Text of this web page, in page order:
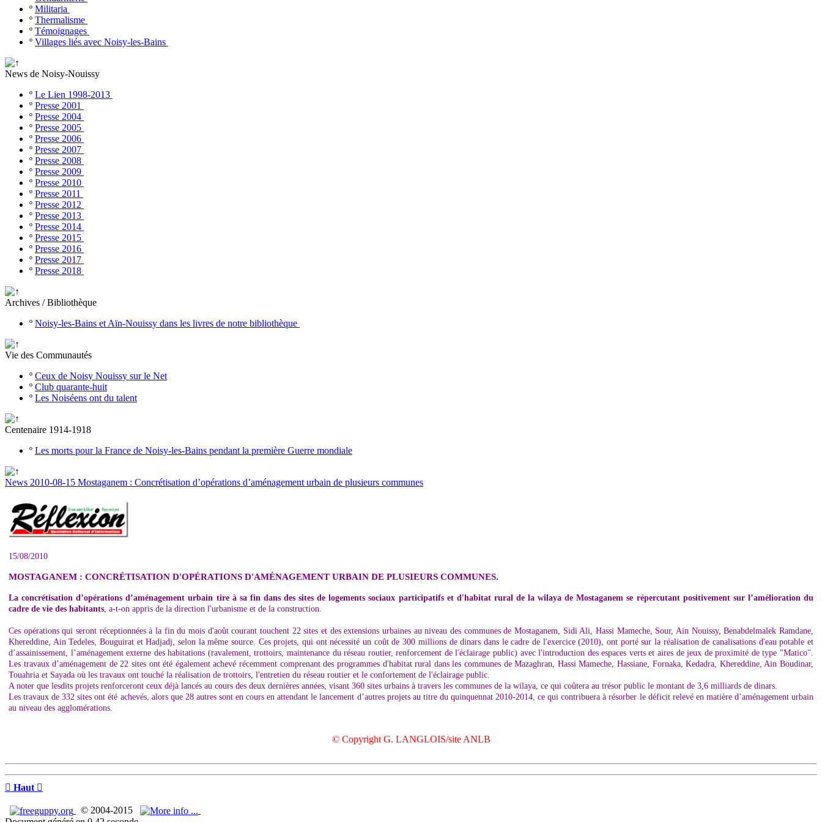
º Militaria
º Thermalisme
º Témoignages
º Villages liés avec Noisy-les-Bains
News de Noisy-Nouissy
º Le Lien 1998-2013
º Presse 2001
º Presse 2004
º Presse 2005
º Presse 2006
º Presse 2007
º Presse 2008
º Presse 2009
º Presse 2010
º Presse 2011
º Presse 2012
º Presse 2013
º Presse 2014
º Presse 2015
º Presse 2016
º Presse 2017
º Presse 2018
Archives / Bibliothèque
º Noisy-les-Bains et Aïn-Nouissy dans les livres de notre bibliothèque
Vie des Communautés
º Ceux de Noisy Nouissy sur le Net
º Club quarante-huit
º Les Noiséens ont du talent
Centenaire 1914-1918
º Les morts pour la France de Noisy-les-Bains pendant la première Guerre mondiale
News 2010-08-15 Mostaganem : Concrétisation d’opérations d’aménagement urbain de plusieurs communes
15/08/2010
MOSTAGANEM : CONCRÉTISATION D'OPÉRATIONS D'AMÉNAGEMENT URBAIN DE PLUSIEURS COMMUNES.
La concrétisation d’opérations d’aménagement urbain tire à sa fin dans des sites de logements sociaux participatifs et d'habitat rural de la wilaya de Mostaganem se répercutant positivement sur l’amélioration du
cadre de vie des habitants, a-t-on appris de la direction l'urbanisme et de la construction.
Ces opérations qui seront réceptionnées à la fin du mois d'août courant touchent 22 sites et des extensions urbaines au niveau des communes de Mostaganem, Sidi Ali, Hassi Mameche, Sour, Ain Nouissy, Benabdelmalek Ramdane,
Khereddine, Ain Tedeles, Bouguirat et Hadjadj, selon la même source. Ces projets, qui ont nécessité un coût de 300 millions de dinars dans le cadre de l'exercice (2010), ont porté sur la réalisation de canalisations d'eau potable et
d’assainissement, l’aménagement externe des habitations (ravalement, trottoirs, maintenance du réseau routier, renforcement de l'éclairage public) avec l'introduction des espaces verts et aires de jeux de proximité de type "Matico".
Les travaux d’aménagement de 22 sites ont été également achevé récemment comprenant des programmes d'habitat rural dans les communes de Mazaghran, Hassi Mameche, Hassiane, Fornaka, Kedadra, Khereddine, Ain Boudinar,
Touahria et Sayada où les travaux ont touché la réalisation de trottoirs, l'entretien du réseau routier et le confortement de l'éclairage public.
A noter que lesdits projets renforceront ceux déjà lancés au cours des deux dernières années, visant 360 sites urbains à travers les communes de la wilaya, ce qui coûtera au trésor public le montant de 3,6 milliards de dinars.
Les travaux de 332 sites ont été achevés, alors que 28 autres sont en cours en attendant le lancement d’autres projets au titre du quinquennat 2010-2014, ce qui contribuera à résorber le déficit relevé en matière d’aménagement urbain
au niveau des agglomérations.
© Copyright G. LANGLOIS/site ANLB
 Haut 
© 2004-2015